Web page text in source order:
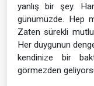
yanlış bir şey.
günümüzde. Hep
Zaten sürekli
Her duygunun
kendinize bir
görmezden